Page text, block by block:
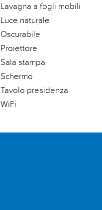
Lavagna a fogli mobili
Luce naturale
Oscurabile
Proiettore
Sala stampa
Schermo
Tavolo presidenza
WiFi